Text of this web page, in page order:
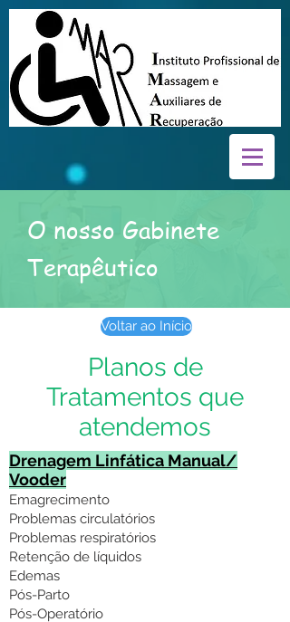
O nosso Gabinete
Terapêutico
Voltar ao Início
Planos de
Tratamentos que
atendemos
Drenagem Linfática Manual/
Vooder
Emagrecimento
Problemas circulatórios
Problemas respiratórios
Retenção de líquidos
Edemas
Pós-Parto
Pós-Operatório